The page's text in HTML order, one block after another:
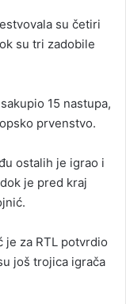
su četiri
su tri zadobile
15 nastupa,
prvenstvo.
ostalih je igrao i
je pred kraj
je za RTL potvrdio
još trojica igrača